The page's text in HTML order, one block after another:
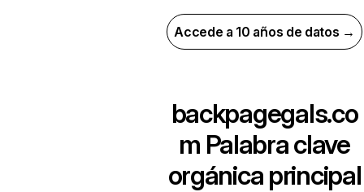
Accede a 10 años de datos →
backpagegals.co
m Palabra clave
orgánica principal